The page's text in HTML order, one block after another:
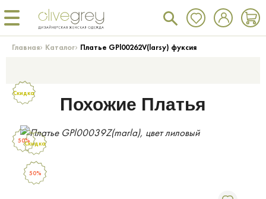
Главная› Каталог› Платье GPl00262V(larsy) фуксия
Скидка
50%
Похожие Платья
Скидка
50%